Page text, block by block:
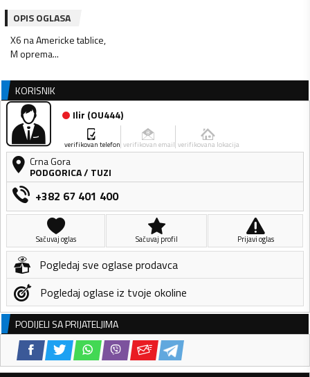
OPIS OGLASA
X6 na Americke tablice,
M oprema...
KORISNIK
Ilir (OU444)
verifikovan telefon verifikovan email verifikovana lokacija
Crna Gora
PODGORICA/ TUZI
+382 67 401 400
Sačuvaj oglas Sačuvaj profil Prijavi oglas
Pogledaj sve oglase prodavca
Pogledaj oglase iz tvoje okoline
PODIJELI SA PRIJATELJIMA